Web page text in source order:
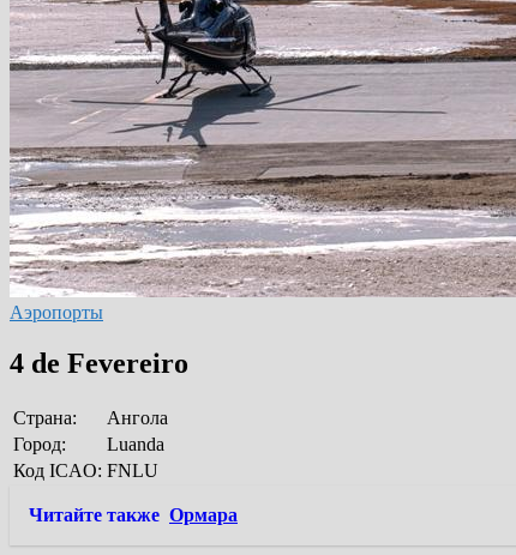
Аэропорты
4 de Fevereiro
Страна:
Ангола
Город:
Luanda
Код ICAO: FNLU
Читайте также Ормара